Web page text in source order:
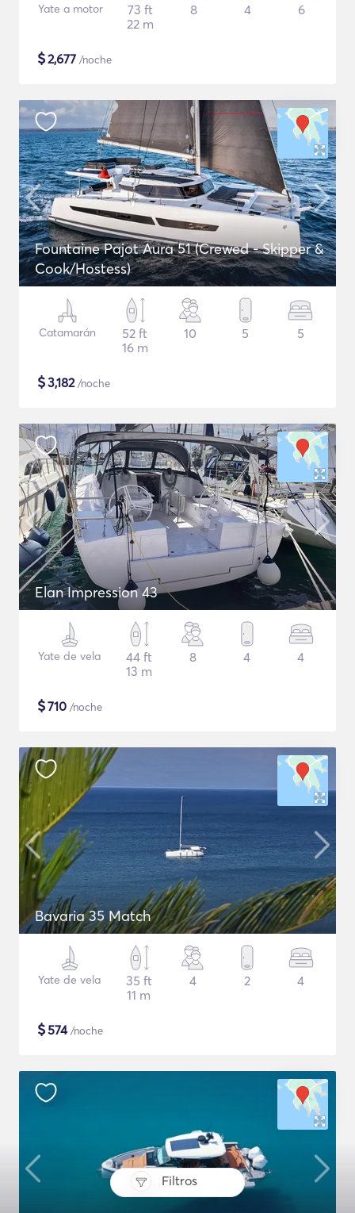
Filtros
Yate a motor
73 ft
22 m
8 4 6
$2,677 /noche
Fountaine Pajot Aura 51 (Crewed - Skipper &
Cook/Hostess)
Catamarán
52 ft
16 m
10 5 5
$3,182/noche
Elan Impression 43
Yate de vela
44 ft
13 m
8 4 4
$710 /noche
Bavaria 35 Match
Yate de vela
35 ft
11 m
4 2 4
$574/noche